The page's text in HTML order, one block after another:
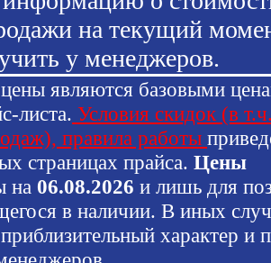
на текущий
у менеджеров.
являются базовыми
листа. Условия скидок (в
правила работы
страницах прайса. Цены
на 06.08.2026 и лишь для
в наличии. В иных
характер и